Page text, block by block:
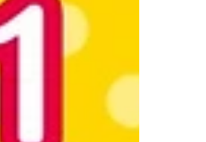
1月キャンペーンがそろそろ
是非、沖縄の芸能体験を
お問合せくださいませ〜😊
January campaign is
you would like to
us~😊🌺 #沖縄体験 #沖縄
験 #沖縄民謡 #カチャーシ